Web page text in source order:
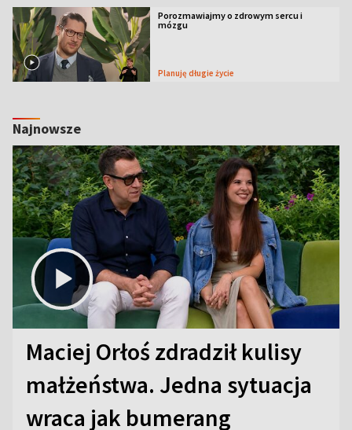
Porozmawiajmy o zdrowym sercu i
mózgu
Planuję długie życie
Najnowsze
Maciej Orłoś zdradził kulisy
małżeństwa. Jedna sytuacja
wraca jak bumerang